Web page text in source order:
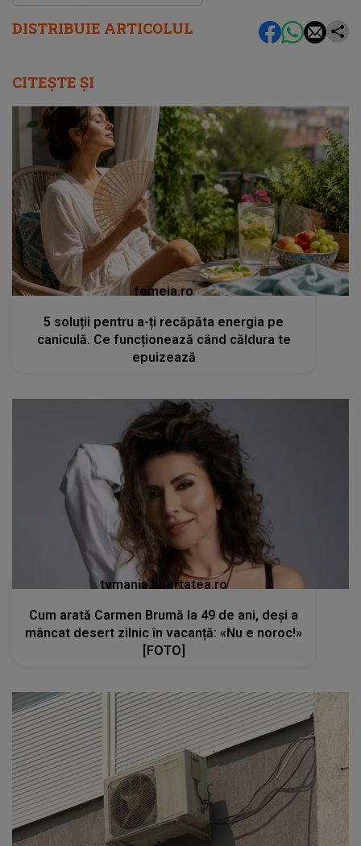
DISTRIBUIE ARTICOLUL
CITEȘTE ȘI
femeia.ro
5 soluții pentru a-ți recăpăta energia pe
caniculă. Ce funcționează când căldura te
epuizează
tvmania.libertatea.ro
Cum arată Carmen Brumă la 49 de ani, deși a
mâncat desert zilnic în vacanță: «Nu e noroc!»
[FOTO]